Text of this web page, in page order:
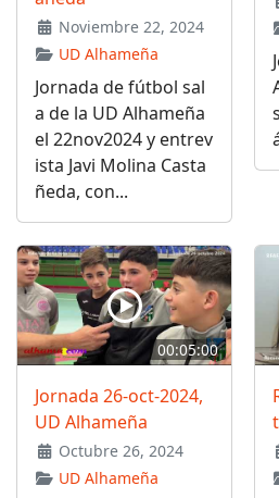
Noviembre 22, 2024
UD Alhameña
Jornada de fútbol sal
a de la UD Alhameña
el 22nov2024 y entrev
ista Javi Molina Casta
ñeda, con...
00:05:00
Jornada 26-oct-2024,
UD Alhameña
Octubre 26, 2024
UD Alhameña